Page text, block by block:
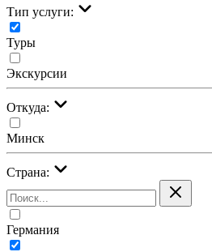
Тип услуги:
Туры
Экскурсии
Откуда:
Минск
Страна:
Германия